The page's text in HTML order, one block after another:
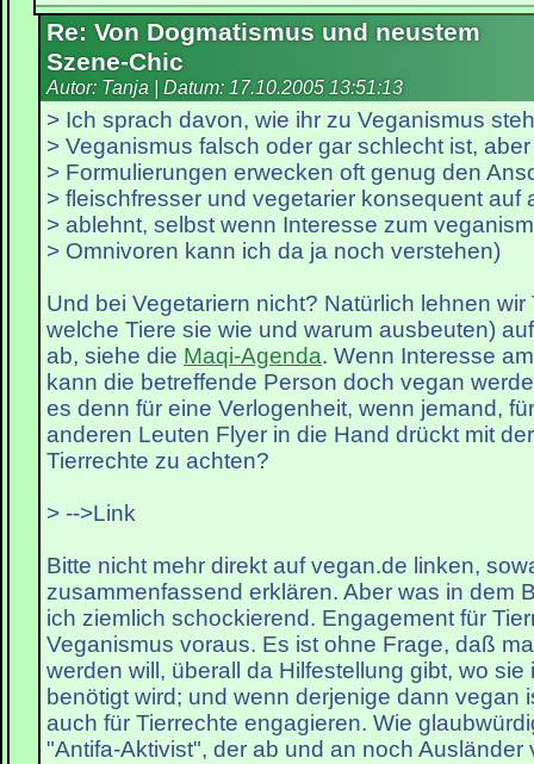
Re: Von Dogmatismus und neustem
Szene-Chic
Autor: Tanja | Datum: 17.10.2005 13:51:13
> Ich sprach davon, wie ihr zu Veganismus
> Veganismus falsch oder gar schlecht ist,
> Formulierungen erwecken oft genug den
> fleischfresser und vegetarier konsequent auf
> ablehnt, selbst wenn Interesse zum
> Omnivoren kann ich da ja noch verstehen)
Und bei Vegetariern nicht? Natürlich lehnen
welche Tiere sie wie und warum ausbeuten)
ab, siehe die Maqi-Agenda. Wenn Interesse
kann die betreffende Person doch vegan
es denn für eine Verlogenheit, wenn jemand,
anderen Leuten Flyer in die Hand drückt mit
Tierrechte zu achten?
> -->Link
Bitte nicht mehr direkt auf vegan.de linken,
zusammenfassend erklären. Aber was in dem
ich ziemlich schockierend. Engagement für
Veganismus voraus. Es ist ohne Frage, daß
werden will, überall da Hilfestellung gibt, wo sie
benötigt wird; und wenn derjenige dann vegan
auch für Tierrechte engagieren. Wie
"Antifa-Aktivist", der ab und an noch Ausländer